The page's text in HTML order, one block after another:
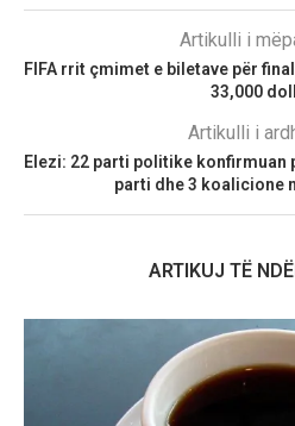
Artikulli i
FIFA rrit çmimet e biletave për
33,000
Artikulli i
Elezi: 22 parti politike konfirmuan
parti dhe 3 koalicione
ARTIKUJ TË